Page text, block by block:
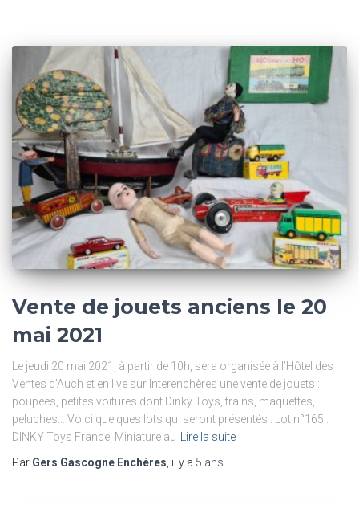
Vente de jouets anciens le 20
mai 2021
Le jeudi 20 mai 2021, à partir de 10h, sera organisée à l’Hôtel des
Ventes d’Auch et en live sur Interenchères une vente de jouets :
poupées, petites voitures dont Dinky Toys, trains, maquettes,
peluches… Voici quelques lots qui seront présentés : Lot n°165 :
DINKY Toys France, Miniature au Lire la suite
Par Gers Gascogne Enchères, il y a 5 ans